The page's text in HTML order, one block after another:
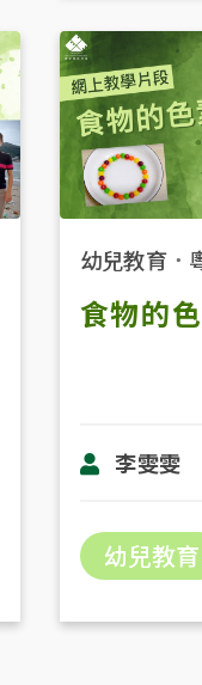
幼兒教育．
食物的
李雯雯
幼兒教育